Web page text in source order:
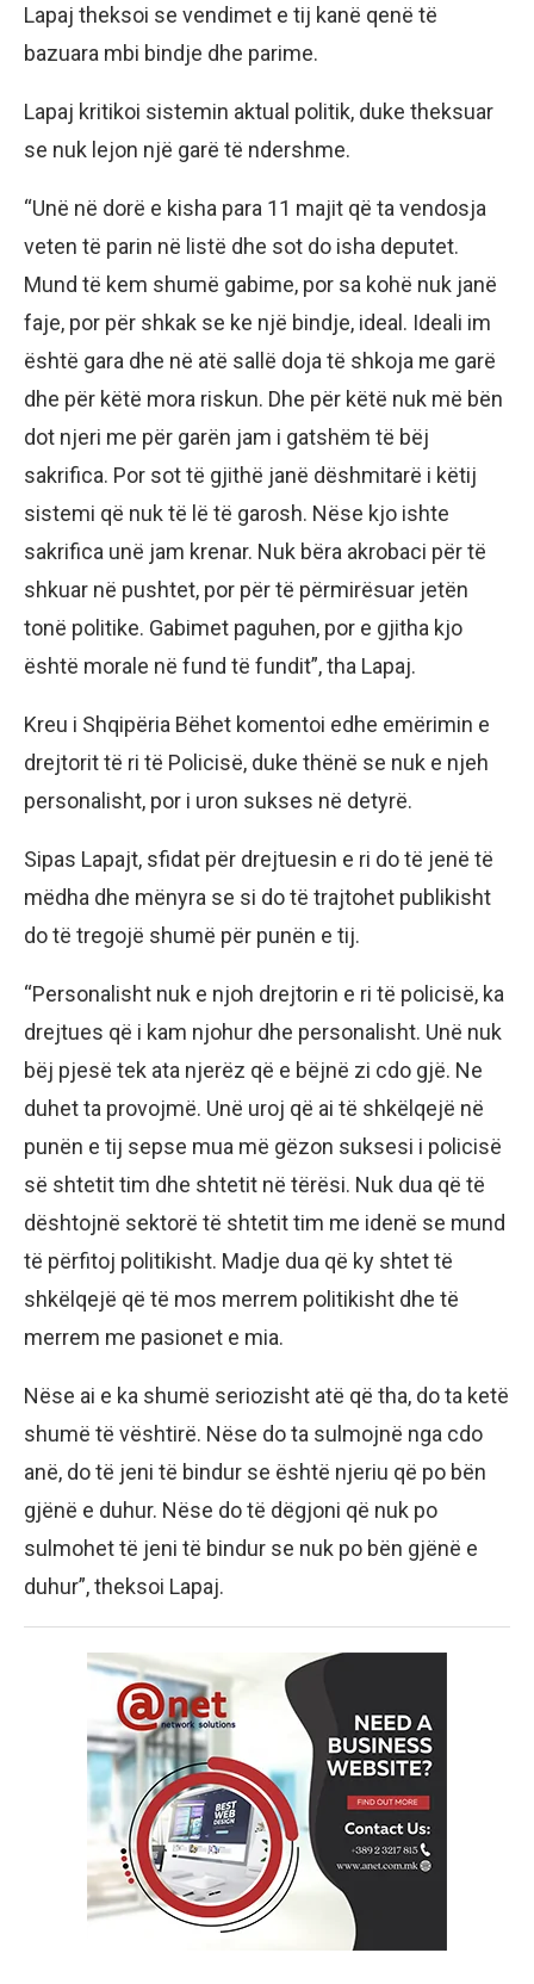
Lapaj theksoi se vendimet e tij kanë qenë të
bazuara mbi bindje dhe parime.
Lapaj kritikoi sistemin aktual politik, duke theksuar
se nuk lejon një garë të ndershme.
“Unë në dorë e kisha para 11 majit që ta vendosja
veten të parin në listë dhe sot do isha deputet.
Mund të kem shumë gabime, por sa kohë nuk janë
faje, por për shkak se ke një bindje, ideal. Ideali im
është gara dhe në atë sallë doja të shkoja me garë
dhe për këtë mora riskun. Dhe për këtë nuk më bën
dot njeri me për garën jam i gatshëm të bëj
sakrifica. Por sot të gjithë janë dëshmitarë i këtij
sistemi që nuk të lë të garosh. Nëse kjo ishte
sakrifica unë jam krenar. Nuk bëra akrobaci për të
shkuar në pushtet, por për të përmirësuar jetën
tonë politike. Gabimet paguhen, por e gjitha kjo
është morale në fund të fundit”, tha Lapaj.
Kreu i Shqipëria Bëhet komentoi edhe emërimin e
drejtorit të ri të Policisë, duke thënë se nuk e njeh
personalisht, por i uron sukses në detyrë.
Sipas Lapajt, sfidat për drejtuesin e ri do të jenë të
mëdha dhe mënyra se si do të trajtohet publikisht
do të tregojë shumë për punën e tij.
“Personalisht nuk e njoh drejtorin e ri të policisë, ka
drejtues që i kam njohur dhe personalisht. Unë nuk
bëj pjesë tek ata njerëz që e bëjnë zi cdo gjë. Ne
duhet ta provojmë. Unë uroj që ai të shkëlqejë në
punën e tij sepse mua më gëzon suksesi i policisë
së shtetit tim dhe shtetit në tërësi. Nuk dua që të
dështojnë sektorë të shtetit tim me idenë se mund
të përfitoj politikisht. Madje dua që ky shtet të
shkëlqejë që të mos merrem politikisht dhe të
merrem me pasionet e mia.
Nëse ai e ka shumë seriozisht atë që tha, do ta ketë
shumë të vështirë. Nëse do ta sulmojnë nga cdo
anë, do të jeni të bindur se është njeriu që po bën
gjënë e duhur. Nëse do të dëgjoni që nuk po
sulmohet të jeni të bindur se nuk po bën gjënë e
duhur”, theksoi Lapaj.